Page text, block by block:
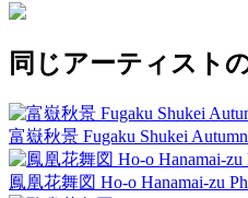
同じアーティスト
富嶽秋景 Fugaku Shukei
鳳凰花舞図 Ho-o Hanamai-zu